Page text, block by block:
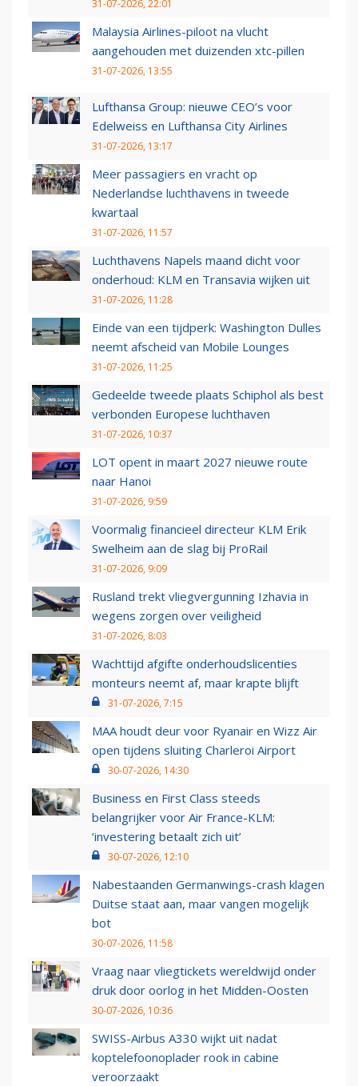
31-07-2026, 22:01
Malaysia Airlines-piloot na vlucht
aangehouden met duizenden xtc-pillen
31-07-2026, 13:55
Lufthansa Group: nieuwe CEO’s voor
Edelweiss en Lufthansa City Airlines
31-07-2026, 13:17
Meer passagiers en vracht op
Nederlandse luchthavens in tweede
kwartaal
31-07-2026, 11:57
Luchthavens Napels maand dicht voor
onderhoud: KLM en Transavia wijken uit
31-07-2026, 11:28
Einde van een tijdperk: Washington Dulles
neemt afscheid van Mobile Lounges
31-07-2026, 11:25
Gedeelde tweede plaats Schiphol als best
verbonden Europese luchthaven
31-07-2026, 10:37
LOT opent in maart 2027 nieuwe route
naar Hanoi
31-07-2026, 9:59
Voormalig financieel directeur KLM Erik
Swelheim aan de slag bij ProRail
31-07-2026, 9:09
Rusland trekt vliegvergunning Izhavia in
wegens zorgen over veiligheid
31-07-2026, 8:03
Wachttijd afgifte onderhoudslicenties
monteurs neemt af, maar krapte blijft
31-07-2026, 7:15
MAA houdt deur voor Ryanair en Wizz Air
open tijdens sluiting Charleroi Airport
30-07-2026, 14:30
Business en First Class steeds
belangrijker voor Air France-KLM:
‘investering betaalt zich uit’
30-07-2026, 12:10
Nabestaanden Germanwings-crash klagen
Duitse staat aan, maar vangen mogelijk
bot
30-07-2026, 11:58
Vraag naar vliegtickets wereldwijd onder
druk door oorlog in het Midden-Oosten
30-07-2026, 10:36
SWISS-Airbus A330 wijkt uit nadat
koptelefoonoplader rook in cabine
veroorzaakt